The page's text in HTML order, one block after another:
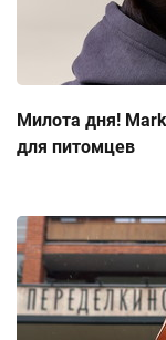
Милота дня!
для питомцев